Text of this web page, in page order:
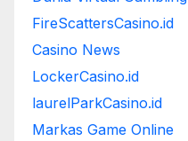
FireScattersCasino.id
Casino News
LockerCasino.id
laurelParkCasino.id
Markas Game Online